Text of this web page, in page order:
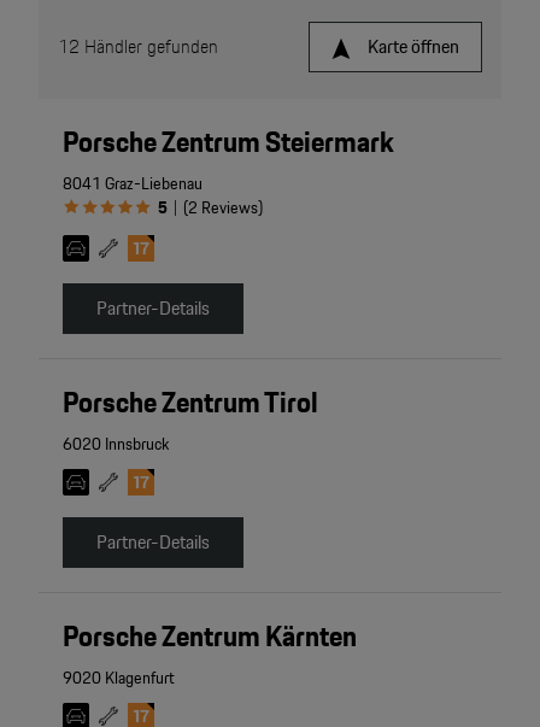
Karte öffnen
12 Händler gefunden
Porsche Zentrum Steiermark
8041 Graz-Liebenau
5 | (2 Reviews)
Partner-Details
Porsche Zentrum Tirol
6020 Innsbruck
Partner-Details
Porsche Zentrum Kärnten
9020 Klagenfurt